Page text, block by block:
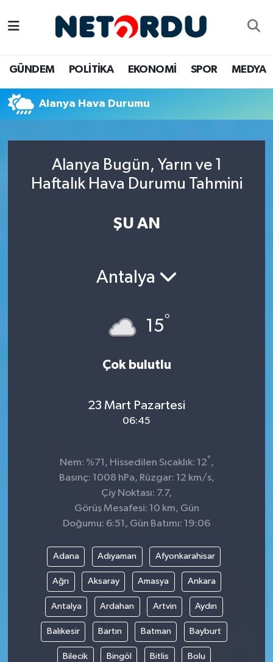
GÜNDEM POLİTİKA EKONOMİ SPOR MEDYA
Alanya Hava Durumu
Alanya Bugün, Yarın ve 1
Haftalık Hava Durumu Tahmini
ŞU AN
Antalya
15°
Çok bulutlu
23 Mart Pazartesi
06:45
Nem: %71, Hissedilen Sıcaklık: 12° ,
Basınç: 1008 hPa, Rüzgar: 12 km/s,
Çiy Noktası: 7.7,
Görüş Mesafesi: 10 km, Gün
Doğumu: 6:51, Gün Batımı: 19:06
Adana Adıyaman Afyonkarahisar
Ağrı Aksaray Amasya Ankara
Antalya Ardahan Artvin Aydın
Balıkesir Bartın Batman Bayburt
Bilecik Bingöl Bitlis Bolu
DÜNYA
EĞİTİM
EKONOMİ
KULTUR-SANAT
POLİTİKA
RÖPORTAJ
SAĞLIK
SPOR
TARIM
TEKNOLOJİ
Namaz Vakitleri
Trafik Durumu
Süper Lig Puan Durumu ve Fikstür
Son Dakika Haberleri